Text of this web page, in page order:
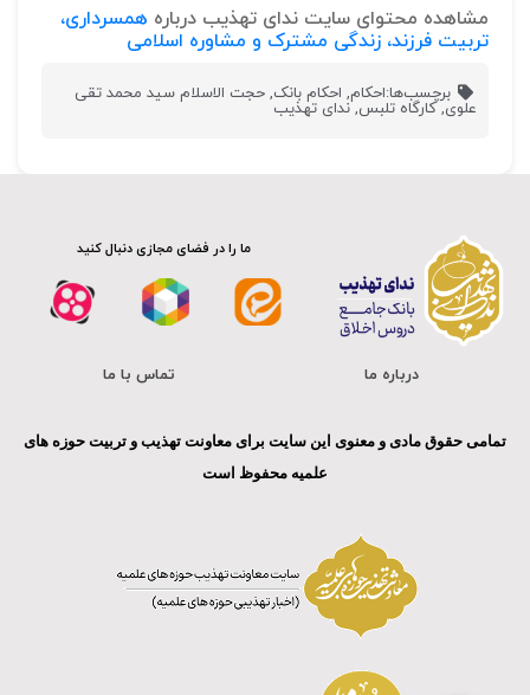
مشاهده محتوای سایت ندای تهذیب درباره همسرداری،
تربیت فرزند، زندگی مشترک و مشاوره اسلامی
برچسب‌ها:احکام, احکام بانک,حجت الاسلام سید محمد تقی
علوی,کارگاه تلبس,ندای تهذیب
ما را در فضای مجازی دنبال کنید
درباره ما تماس با ما
تمامی حقوق مادی و معنوی این سایت برای معاونت تهذیب و تربیت حوزه های
علمیه محفوظ است